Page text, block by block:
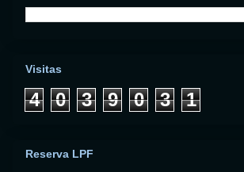
Visitas
4 0 3 9 0 3 1
Reserva LPF